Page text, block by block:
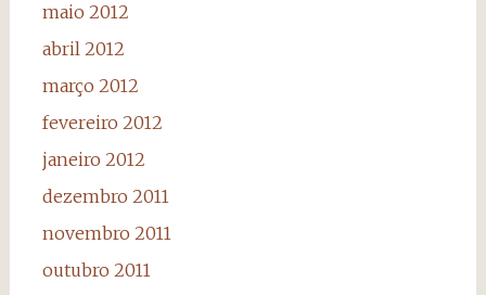
maio 2012
abril 2012
março 2012
fevereiro 2012
janeiro 2012
dezembro 2011
novembro 2011
outubro 2011